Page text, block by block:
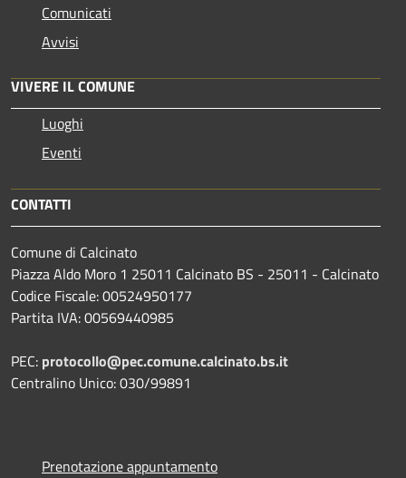
Comunicati
Avvisi
VIVERE IL COMUNE
Luoghi
Eventi
CONTATTI
Comune di Calcinato
Piazza Aldo Moro 1 25011 Calcinato BS - 25011 - Calcinato
Codice Fiscale: 00524950177
Partita IVA: 00569440985
PEC: protocollo@pec.comune.calcinato.bs.it
Centralino Unico: 030/99891
Prenotazione appuntamento